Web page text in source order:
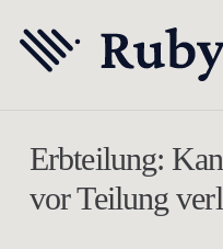
Erbteilung:
vor Teilung